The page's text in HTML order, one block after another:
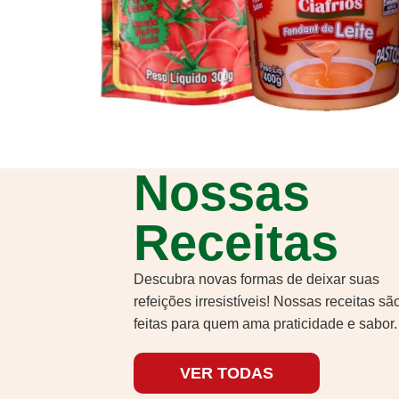
Nossas
Receitas
Descubra novas formas de deixar suas
refeições irresistíveis! Nossas receitas
feitas para quem ama praticidade e sabor.
VER TODAS